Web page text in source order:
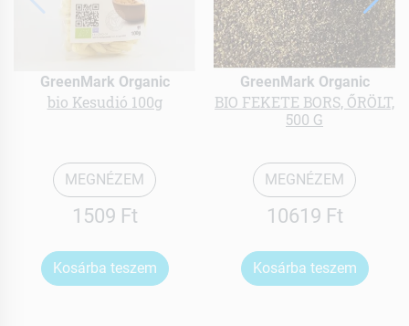
GreenMark Organic
bio Kesudió 100g
MEGNÉZEM
1509 Ft
Kosárba teszem
GreenMark Organic
BIO FEKETE BORS, ŐRÖLT,
500 G
MEGNÉZEM
10619 Ft
Kosárba teszem